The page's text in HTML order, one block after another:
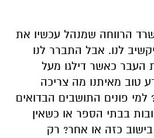
הרווחה שמנהל עכשיו את
לנו. אבל התברר לנו
העבר כאשר דילגו מעל
טוב מאיתנו מה צריכה
למי פונים התושבים הבדואים
בבתי הספר או כשאין
כזה או אחר? רק